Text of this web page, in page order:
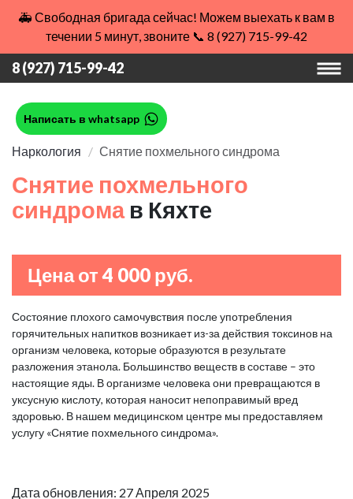
🚑 Свободная бригада сейчас! Можем выехать к вам в
течении 5 минут, звоните 📞 8 (927) 715-99-42
8 (927) 715-99-42
Написать в whatsapp
Наркология Снятие похмельного синдрома
Снятие похмельного
синдрома в Кяхте
Цена от 4 000 руб.
Состояние плохого самочувствия после употребления
горячительных напитков возникает из-за действия токсинов на
организм человека, которые образуются в результате
разложения этанола. Большинство веществ в составе – это
настоящие яды. В организме человека они превращаются в
уксусную кислоту, которая наносит непоправимый вред
здоровью. В нашем медицинском центре мы предоставляем
услугу «Снятие похмельного синдрома».
Дата обновления: 27 Апреля 2025